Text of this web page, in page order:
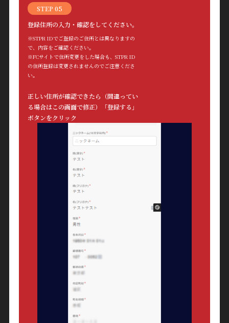
STEP 05
登録住所の入力・確認をしてください。
※STPR IDでご登録のご住所とは異なりますの
で、内容をご確認ください。
※FCサイトで住所変更をした場合も、STPR ID
の住所登録は変更されませんのでご注意くださ
い。
正しい住所が確認できたら（間違ってい
る場合はこの画面で修正）「登録する」
ボタンをクリック